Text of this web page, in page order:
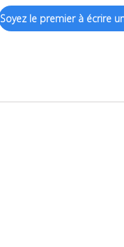
Soyez le premier à écrire